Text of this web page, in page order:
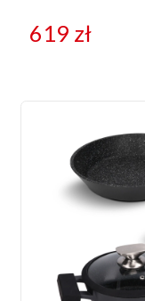
619 zł